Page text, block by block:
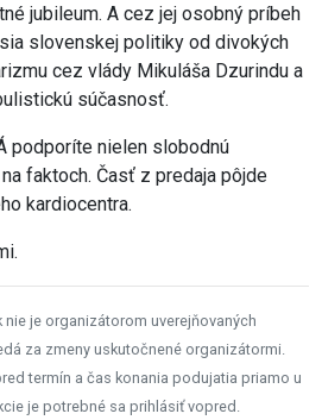
jubileum. A cez jej osobný príbeh
slovenskej politiky od divokých
cez vlády Mikuláša Dzurindu a
súčasnosť.
podporíte nielen slobodnú
faktoch. Časť z predaja pôjde
kardiocentra.
je organizátorom uverejňovaných
za zmeny uskutočnené organizátormi.
termín a čas konania podujatia priamo u
je potrebné sa prihlásiť vopred.